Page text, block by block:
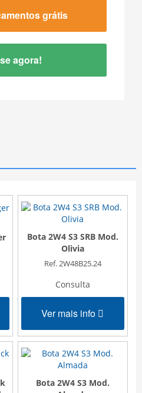
grátis
agora!
Bota 2W4 S3 SRB Mod.
Olivia
Ref. 2W48B25.24
Consulta
Ver mais info
Bota 2W4 S3 Mod.